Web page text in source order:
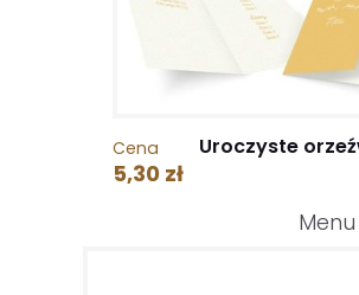
Cena
5,30 zł
Uroczyste